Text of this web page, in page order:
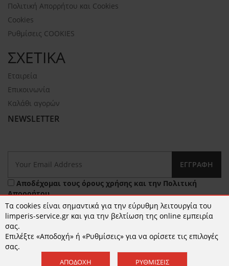
Πολιτική Απορρήτου και Cookies
Cookies
Ρυθμίσεις COOKIES
ΣΧΕΤΙΚΑ
Εταιρεία
Επικοινωνία
Καλάθι αγορών
NEWSLETTER
ΕΓΓΡΑΦΉ
Αποδέχομαι τους όρους χρήσης και την Πολιτική
Απορρήτου
Τα cookies είναι σημαντικά για την εύρυθμη λειτουργία του
limperis-service.gr και για την βελτίωση της online εμπειρία
σας.
Επιλέξτε «Αποδοχή» ή «Ρυθμίσεις» για να ορίσετε τις επιλογές
σας.
ΑΠΟΔΟΧΉ ΡΥΘΜΊΣΕΙΣ